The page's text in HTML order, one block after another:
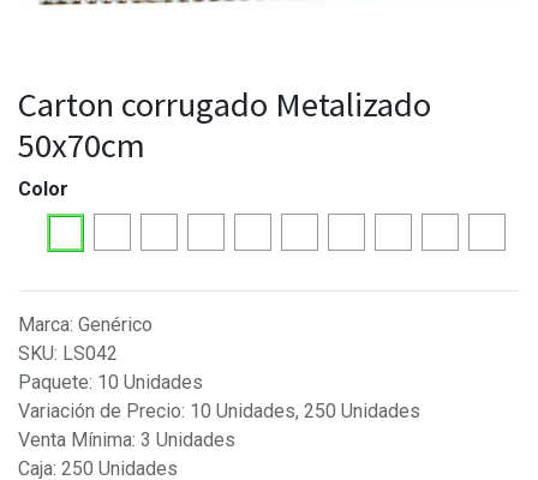
Carton corrugado Metalizado
50x70cm
Color
Marca: Genérico
SKU: LS042
Paquete: 10 Unidades
Variación de Precio: 10 Unidades, 250 Unidades
Venta Mínima: 3 Unidades
Caja: 250 Unidades